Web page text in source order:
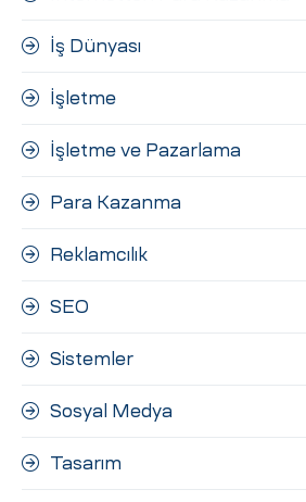
İş Dünyası
İşletme
İşletme ve Pazarlama
Para Kazanma
Reklamcılık
SEO
Sistemler
Sosyal Medya
Tasarım